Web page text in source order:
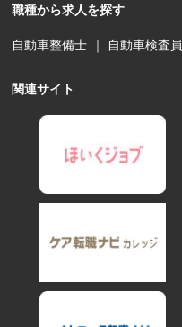
職種から求人を探す
自動車整備士 ｜ 自動車検査員
関連サイト